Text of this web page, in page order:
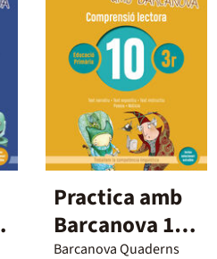
Practica amb
Barcanova 10.
Barcanova Quaderns